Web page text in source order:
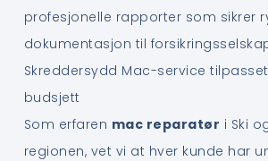
profesjonelle rapporter som sikrer
dokumentasjon til
Skreddersydd Mac-service
budsjett
Som erfaren mac reparatør i Ski
regionen, vet vi at hver kunde har